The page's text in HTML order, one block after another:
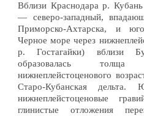
Вблизи Краснодара р. Кубань
— северо-западный,
Приморско-Ахтарска, и
Черное море через
р. Гостагайки) вблизи
образовалась
нижнеплейстоценового
Старо-Кубанская
нижнеплейстоценовые
глинистые отложения